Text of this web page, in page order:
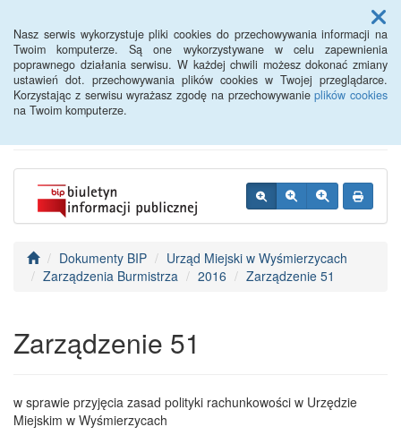
Nasz serwis wykorzystuje pliki cookies do przechowywania informacji na
Twoim komputerze. Są one wykorzystywane w celu zapewnienia
poprawnego działania serwisu. W każdej chwili możesz dokonać zmiany
ustawień dot. przechowywania plików cookies w Twojej przeglądarce.
Korzystając z serwisu wyrażasz zgodę na przechowywanieplików cookies
na Twoim komputerze.
Menu
BIP - Urząd Miejski
Wyśmierzyce
Dokumenty BIP
Urząd Miejski w Wyśmierzycach
Zarządzenia Burmistrza
2016 Zarządzenie 51
Zarządzenie 51
w sprawie przyjęcia zasad polityki rachunkowości w Urzędzie
Miejskim w Wyśmierzycach